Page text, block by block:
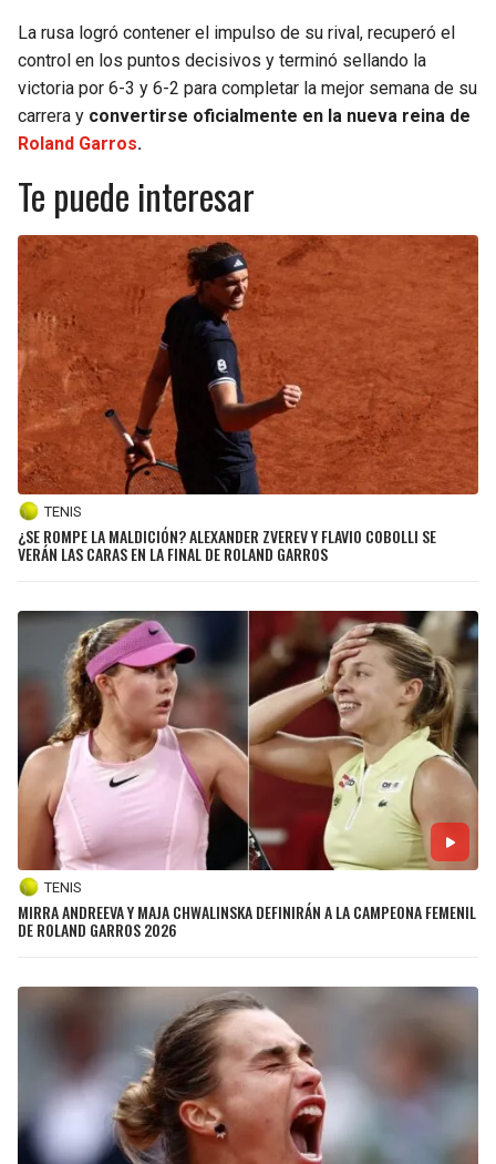
La rusa logró contener el impulso de su rival, recuperó el
control en los puntos decisivos y terminó sellando la
victoria por 6-3 y 6-2 para completar la mejor semana de su
carrera y convertirse oficialmente en la nueva reina de
Roland Garros.
Te puede interesar
TENIS
¿SE ROMPE LA MALDICIÓN? ALEXANDER ZVEREV Y FLAVIO COBOLLI SE
VERÁN LAS CARAS EN LA FINAL DE ROLAND GARROS
TENIS
MIRRA ANDREEVA Y MAJA CHWALINSKA DEFINIRÁN A LA CAMPEONA FEMENIL
DE ROLAND GARROS 2026